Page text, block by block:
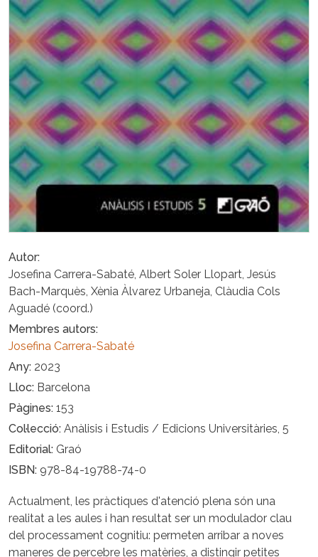
Autor
Josefina Carrera-Sabaté, Albert Soler Llopart, Jesús
Bach-Marquès, Xènia Àlvarez Urbaneja, Clàudia Cols
Aguadé (coord.)
Membres autors
Josefina Carrera-Sabaté
Any 2023
Lloc Barcelona
Pàgines 153
Col·lecció Anàlisis i Estudis / Edicions Universitàries, 5
Editorial Graó
ISBN 978-84-19788-74-0
Actualment, les pràctiques d'atenció plena són una
realitat a les aules i han resultat ser un modulador clau
del processament cognitiu: permeten arribar a noves
maneres de percebre les matèries, a distingir petites